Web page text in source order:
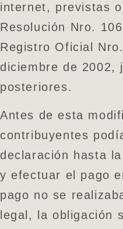
internet, previstas
Resolución Nro.
Registro Oficial
diciembre de 2002,
posteriores.
Antes de esta
contribuyentes
declaración hasta
y efectuar el pago
pago no se
legal, la obligación